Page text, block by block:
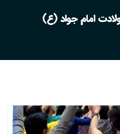
امام جواد (ع)